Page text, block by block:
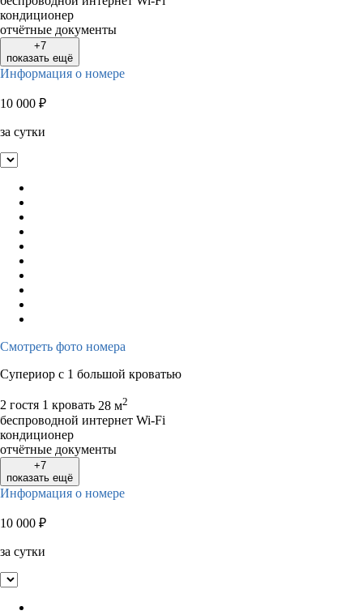
кондиционер
отчётные документы
+7
показать ещё
Информация о номере
10 000 ₽
за сутки
Смотреть фото номера
Супериор c 1 большой кроватью
2 гостя 1 кровать 28 м2
беспроводной интернет Wi-Fi
кондиционер
отчётные документы
+7
показать ещё
Информация о номере
10 000 ₽
за сутки